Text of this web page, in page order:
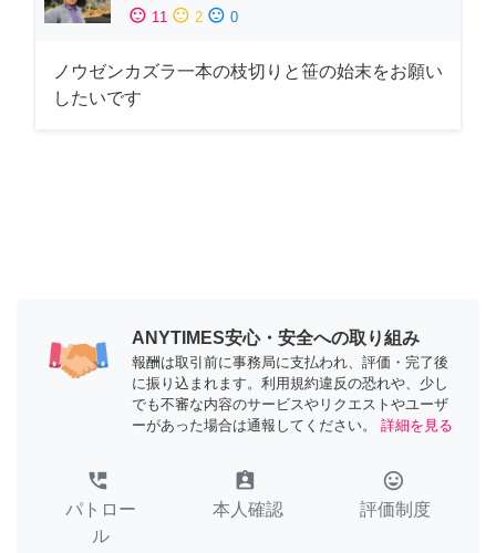
sentiment_satisfied 11 sentiment_neutral 2 sentiment_dissatisfied 0
ノウゼンカズラ一本の枝切りと笹の始末をお願い
したいです
ANYTIMES安心・安全への取り組み
報酬は取引前に事務局に支払われ、評価・完了後
に振り込まれます。利用規約違反の恐れや、少し
でも不審な内容のサービスやリクエストやユーザ
ーがあった場合は通報してください。
詳細を見る
perm_phone_msg
パトロー
ル
assignment_ind
本人確認
tag_faces
評価制度